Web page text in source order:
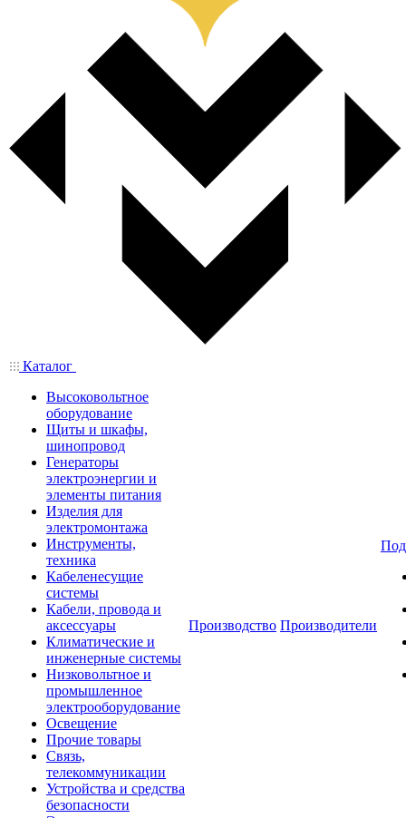
Каталог
Высоковольтное
оборудование
Щиты и шкафы,
шинопровод
Генераторы
электроэнергии и
элементы питания
Изделия для
электромонтажа
Инструменты,
техника
Кабеленесущие
системы
Кабели, провода и
аксессуары
Климатические и
инженерные системы
Низковольтное и
промышленное
электрооборудование
Освещение
Прочие товары
Связь,
телекоммуникации
Устройства и средства
безопасности
Производство Производители